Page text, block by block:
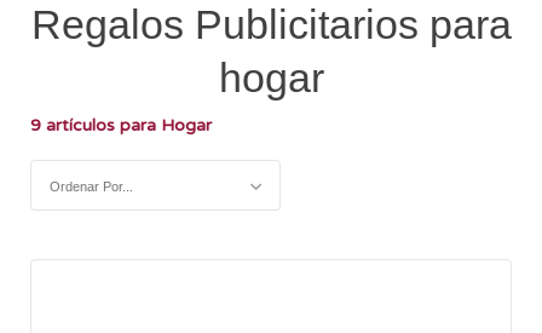
Regalos Publicitarios para
hogar
9 artículos para Hogar